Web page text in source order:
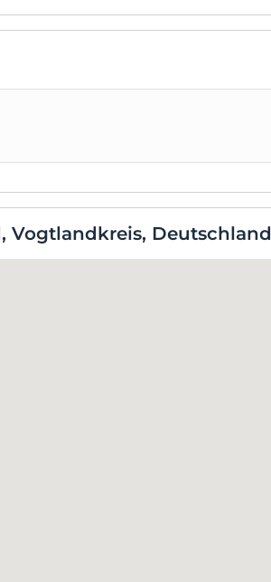
Vogtlandkreis, Deutschland